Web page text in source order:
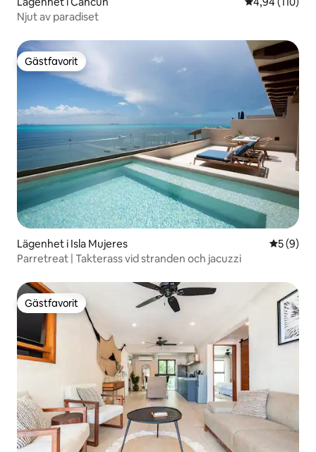
Njut av paradiset
Gästfavorit
Gästfavorit
Lägenhet i Isla Mujeres 5 av 5 i
5 (9)
Parretreat | Takterass vid stranden och jacuzzi
Gästfavorit
Gästfavorit